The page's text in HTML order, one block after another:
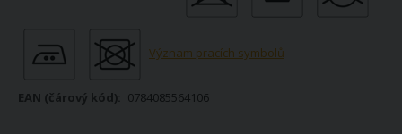
Význam pracích symbolů
0784085564106